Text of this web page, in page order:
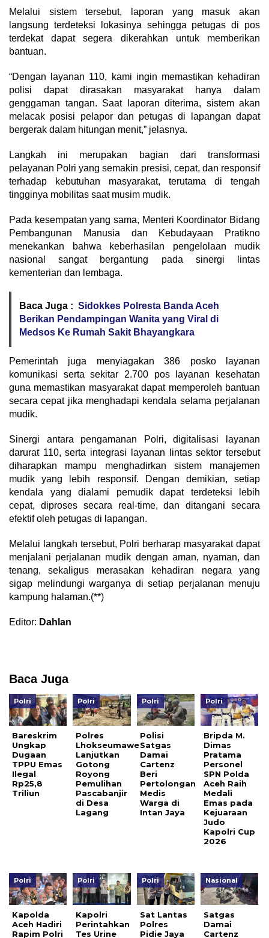
Melalui sistem tersebut, laporan yang masuk akan
langsung terdeteksi lokasinya sehingga petugas di pos
terdekat dapat segera dikerahkan untuk memberikan
bantuan.
“Dengan layanan 110, kami ingin memastikan kehadiran
polisi dapat dirasakan masyarakat hanya dalam
genggaman tangan. Saat laporan diterima, sistem akan
melacak posisi pelapor dan petugas di lapangan dapat
bergerak dalam hitungan menit,” jelasnya.
Langkah ini merupakan bagian dari transformasi
pelayanan Polri yang semakin presisi, cepat, dan responsif
terhadap kebutuhan masyarakat, terutama di tengah
tingginya mobilitas saat musim mudik.
Pada kesempatan yang sama, Menteri Koordinator Bidang
Pembangunan Manusia dan Kebudayaan Pratikno
menekankan bahwa keberhasilan pengelolaan mudik
nasional sangat bergantung pada sinergi lintas
kementerian dan lembaga.
Baca Juga : Sidokkes Polresta Banda Aceh
Berikan Pendampingan Wanita yang Viral di
Medsos Ke Rumah Sakit Bhayangkara
Pemerintah juga menyiagakan 386 posko layanan
komunikasi serta sekitar 2.700 pos layanan kesehatan
guna memastikan masyarakat dapat memperoleh bantuan
secara cepat jika menghadapi kendala selama perjalanan
mudik.
Sinergi antara pengamanan Polri, digitalisasi layanan
darurat 110, serta integrasi layanan lintas sektor tersebut
diharapkan mampu menghadirkan sistem manajemen
mudik yang lebih responsif. Dengan demikian, setiap
kendala yang dialami pemudik dapat terdeteksi lebih
cepat, diproses secara real-time, dan ditangani secara
efektif oleh petugas di lapangan.
Melalui langkah tersebut, Polri berharap masyarakat dapat
menjalani perjalanan mudik dengan aman, nyaman, dan
tenang, sekaligus merasakan kehadiran negara yang
sigap melindungi warganya di setiap perjalanan menuju
kampung halaman.(**)
Editor: Dahlan
Baca Juga
Polri
Bareskrim
Ungkap
Dugaan
TPPU Emas
Ilegal
Rp25,8
Triliun
Polri
Polres
Lhokseumawe
Lanjutkan
Gotong
Royong
Pemulihan
Pascabanjir
di Desa
Lagang
Polri
Polisi
Satgas
Damai
Cartenz
Beri
Pertolongan
Medis
Warga di
Intan Jaya
Polri
Bripda M.
Dimas
Pratama
Personel
SPN Polda
Aceh Raih
Medali
Emas pada
Kejuaraan
Judo
Kapolri Cup
2026
Polri
Kapolda
Aceh Hadiri
Rapim Polri
Polri
Kapolri
Perintahkan
Tes Urine
Polri
Sat Lantas
Polres
Pidie Jaya
Nasional
Satgas
Damai
Cartenz